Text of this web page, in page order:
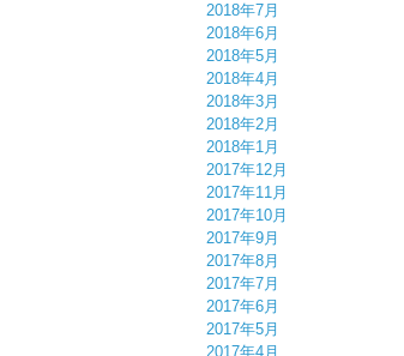
2018年7月
2018年6月
2018年5月
2018年4月
2018年3月
2018年2月
2018年1月
2017年12月
2017年11月
2017年10月
2017年9月
2017年8月
2017年7月
2017年6月
2017年5月
2017年4月